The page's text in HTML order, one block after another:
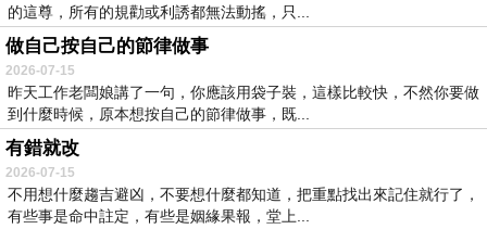
的這尊，所有的規勸或利誘都無法動搖，只...
做自己按自己的節律做事
2026-07-15
昨天工作老闆娘講了一句，你應該用袋子裝，這樣比較快，不然你要做
到什麼時候，原本想按自己的節律做事，既...
有錯就改
2026-07-15
不用想什麼趨吉避凶，不要想什麼都知道，把重點找出來記住就行了，
有些事是命中註定，有些是姻緣果報，堂上...